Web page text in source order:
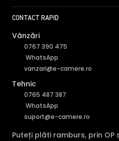
CONTACT RAPID
Vânzări
0767 390 475
WhatsApp
vanzari@e-camere.ro
Tehnic
0765 487 387
WhatsApp
suport@e-camere.ro
Puteți plăti ramburs, prin OP